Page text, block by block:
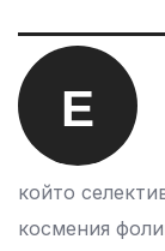
Е
който
космения